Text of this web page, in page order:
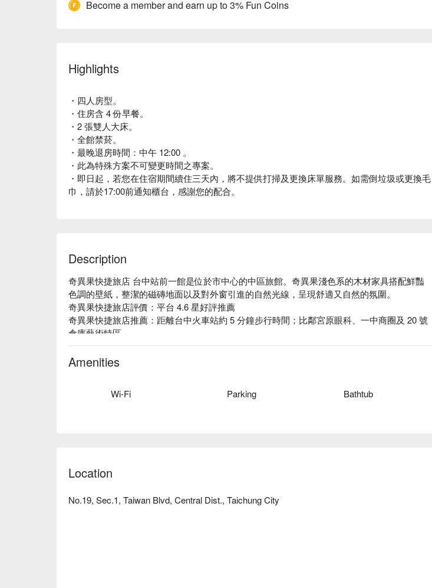
Become a member and earn up to 3% Fun Coins
Highlights
・四人房型。
・住房含 4 份早餐。
・2 張雙人大床。
・全館禁菸。
・最晚退房時間：中午 12:00 。
・此為特殊方案不可變更時間之專案。
・即日起，若您在住宿期間續住三天內，將不提供打掃及更換床單服務。如需倒垃圾或更換毛
巾，請於17:00前通知櫃台，感謝您的配合。
Description
奇異果快捷旅店 台中站前一館是位於市中心的中區旅館。奇異果淺色系的木材家具搭配鮮豔
色調的壁紙，整潔的磁磚地面以及對外窗引進的自然光線，呈現舒適又自然的氛圍。
奇異果快捷旅店評價：平台 4.6 星好評推薦
奇異果快捷旅店推薦：距離台中火車站約 5 分鐘步行時間；比鄰宮原眼科、一中商圈及 20 號
倉庫藝術特區。
奇異果快捷旅店 台中站前一館優惠、奇異果快捷旅店 台中站前一館住宿方案、奇異果快捷旅
店 台中站前一館休息方案立刻查看⬇︎
Amenities
Wi-Fi Parking Bathtub
Location
No.19, Sec.1, Taiwan Blvd, Central Dist., Taichung City